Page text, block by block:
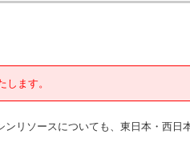
ます。
リソースについても、東日本・西日